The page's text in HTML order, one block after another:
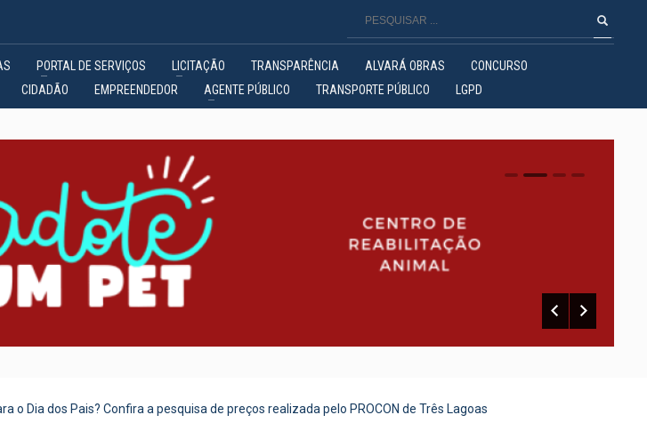
PORTAL DE SERVIÇOS LICITAÇÃO TRANSPARÊNCIA ALVARÁ OBRAS
CONCURSO
CIDADÃO EMPREENDEDOR AGENTE PÚBLICO TRANSPORTE PÚBLICO LGPD
0 1 2
o Dia dos Pais? Confira a pesquisa de preços realizada pelo PROCON de Três Lagoas